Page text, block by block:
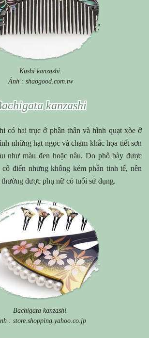
Kushi kanzashi.
Ảnh : shaogood.com.tw
kanzashi
có hai trục ở phần thân và hình quạt xòe ở
những hạt ngọc và chạm khắc họa tiết sơn
như màu đen hoặc nâu. Do phô bày được
cổ điển nhưng không kém phần tinh tế, nên
được phụ nữ có tuổi sử dụng.
Bachigata kanzashi.
: store.shopping.yahoo.co.jp